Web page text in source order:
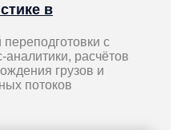
в
с
аналитики, расчётов
грузов и
потоков